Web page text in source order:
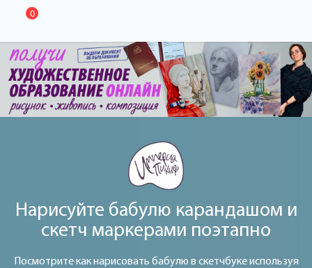
0
Нарисуйте бабулю карандашом и
скетч маркерами поэтапно
Посмотрите как нарисовать бабулю в скетчбуке используя